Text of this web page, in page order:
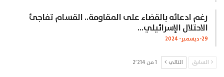
رغم ادعائه بالقضاء على المقاومة.. القسام تفاجئ
الاحتلال الإسرائيلي…
29-ديسمبر- 2024
السابق التالي 1 من 2٬214